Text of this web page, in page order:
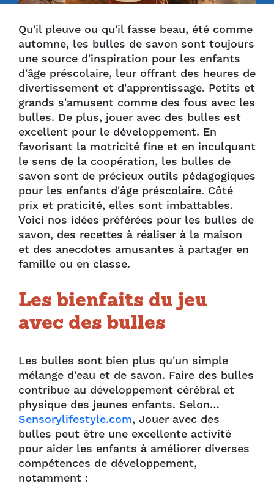
Qu'il pleuve ou qu'il fasse beau, été comme
automne, les bulles de savon sont toujours
une source d'inspiration pour les enfants
d'âge préscolaire, leur offrant des heures de
divertissement et d'apprentissage. Petits et
grands s'amusent comme des fous avec les
bulles. De plus, jouer avec des bulles est
excellent pour le développement. En
favorisant la motricité fine et en inculquant
le sens de la coopération, les bulles de
savon sont de précieux outils pédagogiques
pour les enfants d'âge préscolaire. Côté
prix et praticité, elles sont imbattables.
Voici nos idées préférées pour les bulles de
savon, des recettes à réaliser à la maison
et des anecdotes amusantes à partager en
famille ou en classe.
Les bienfaits du jeu
avec des bulles
Les bulles sont bien plus qu'un simple
mélange d'eau et de savon. Faire des bulles
contribue au développement cérébral et
physique des jeunes enfants. Selon…
Sensorylifestyle.com, Jouer avec des
bulles peut être une excellente activité
pour aider les enfants à améliorer diverses
compétences de développement,
notamment :